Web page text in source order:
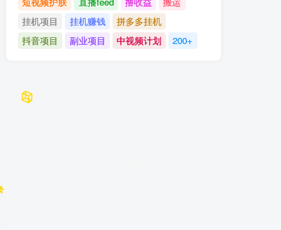
挂机项目
挂机赚钱
拼多多挂机
抖音项目
副业项目 中视频计划 200+